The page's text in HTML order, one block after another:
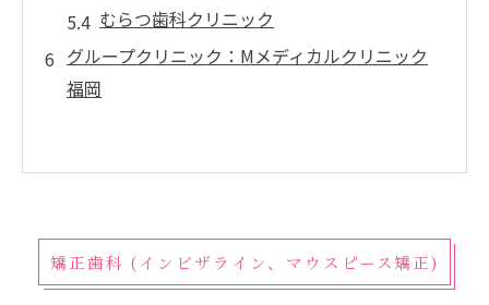
むらつ歯科クリニック
グループクリニック：Mメディカルクリニック
福岡
矯正歯科 (インビザライン、マウスピース矯正)